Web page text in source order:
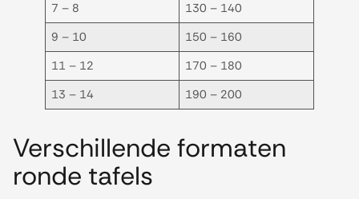
7 – 8
130 – 140
9 – 10
150 – 160
11 – 12
170 – 180
13 – 14
190 – 200
Verschillende formaten
ronde tafels